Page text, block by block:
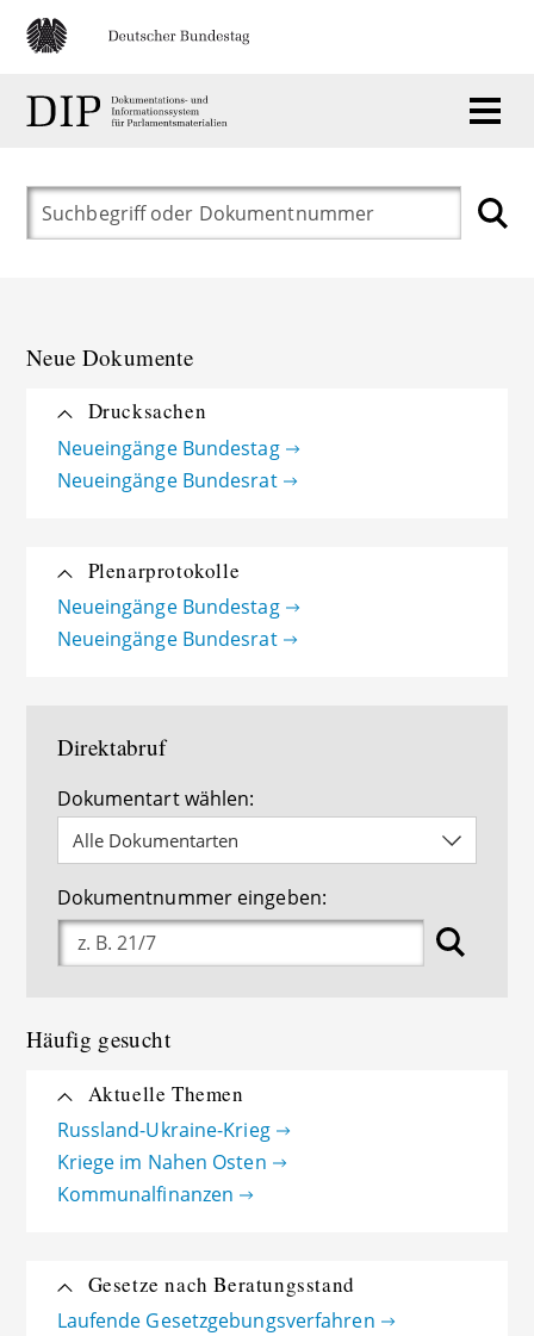
Neue Dokumente
Drucksachen
Neueingänge Bundestag
Neueingänge Bundesrat
Plenarprotokolle
Neueingänge Bundestag
Neueingänge Bundesrat
Direktabruf
Dokumentart wählen:
Alle Dokumentarten
Dokumentnummer eingeben:
Häufig gesucht
Aktuelle Themen
Russland-Ukraine-Krieg
Kriege im Nahen Osten
Kommunalfinanzen
Gesetze nach Beratungsstand
Laufende Gesetzgebungsverfahren